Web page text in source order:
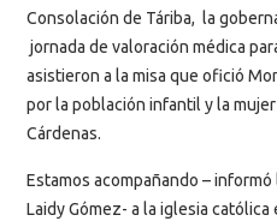
Consolación de Táriba, la
jornada de valoración médica
asistieron a la misa que ofició
por la población infantil y la
Cárdenas.
Estamos acompañando –
Laidy Gómez- a la iglesia